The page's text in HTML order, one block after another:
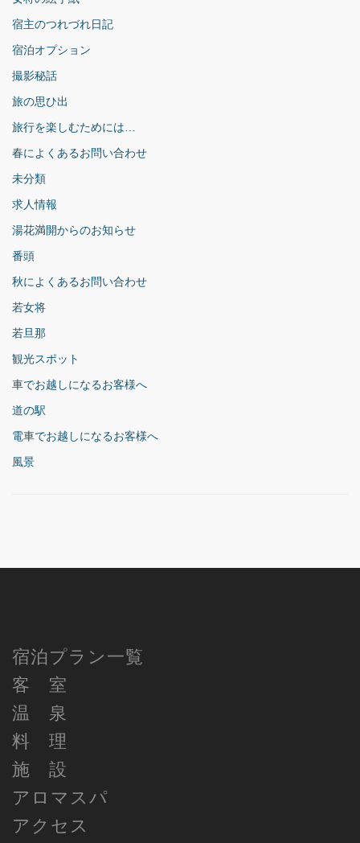
宿主のつれづれ日記
宿泊オプション
撮影秘話
旅の思ひ出
旅行を楽しむためには…
春によくあるお問い合わせ
未分類
求人情報
湯花満開からのお知らせ
番頭
秋によくあるお問い合わせ
若女将
若旦那
観光スポット
車でお越しになるお客様へ
道の駅
電車でお越しになるお客様へ
風景
宿泊プラン一覧
客 室
温 泉
料 理
施 設
アロマスパ
アクセス